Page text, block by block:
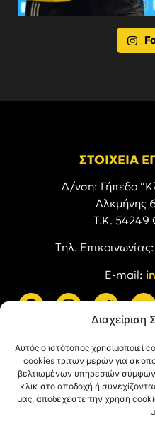
Διαχείριση
Αυτός ο ιστότοπος χρησιμοποιεί
cookies τρίτων μερών για
βελτιωμένων υπηρεσιών
κλικ στο αποδοχή ή
μας, αποδέχεστε την χρήση
ΣΤΟΙΧΕΙΑ
Δ/νση: Γήπεδο
Αλκμήνης
Τ.Κ. 54249
Tηλ. Επικοινωνίας:
E-mail: